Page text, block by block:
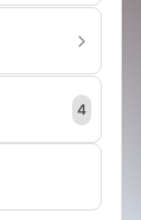
4